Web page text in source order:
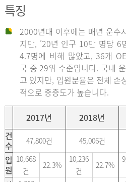
특징
2000년대 이후에는 매년 운수
지만, ’20년 인구 10만 명당 6
4.7명에 비해 많았고, 36개
국 중 29위 수준입니다. 국내
고 있지만, 입원분율은 전체 손
적으로 중증도가 높습니다.
2017년 2018년
건
수
47,800건 45,006건
입
원
10,668
건
22.3%
10,236
건
22.7%